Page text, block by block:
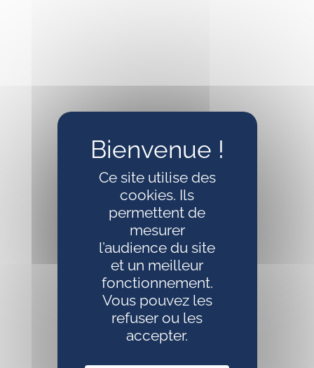
Ce site utilise des
cookies. Ils
permettent de
mesurer
l’audience du site
et un meilleur
fonctionnement.
Vous pouvez les
refuser ou les
accepter.